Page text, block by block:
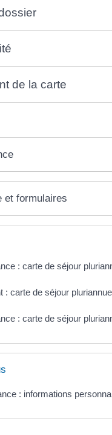
de la carte
et formulaires
: carte de séjour
: carte de séjour
: carte de séjour
: informations